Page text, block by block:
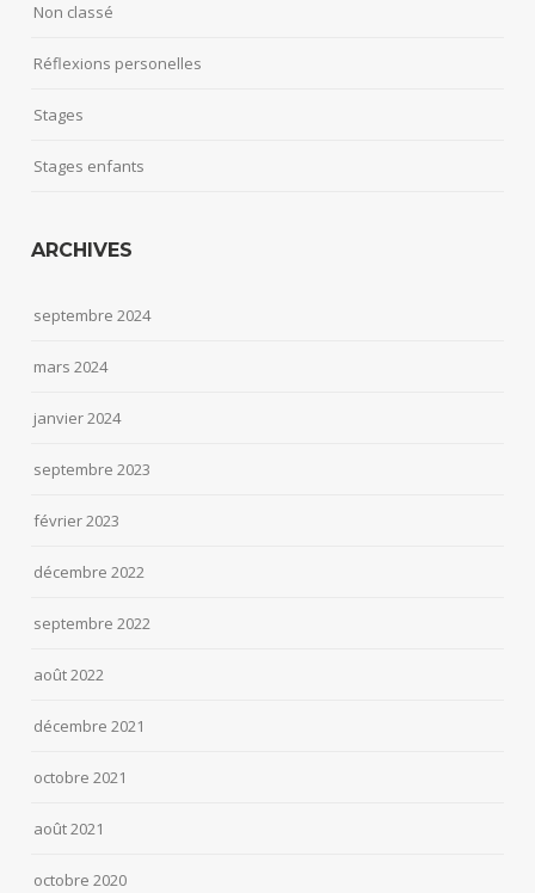
Non classé
Réflexions personelles
Stages
Stages enfants
ARCHIVES
septembre 2024
mars 2024
janvier 2024
septembre 2023
février 2023
décembre 2022
septembre 2022
août 2022
décembre 2021
octobre 2021
août 2021
octobre 2020